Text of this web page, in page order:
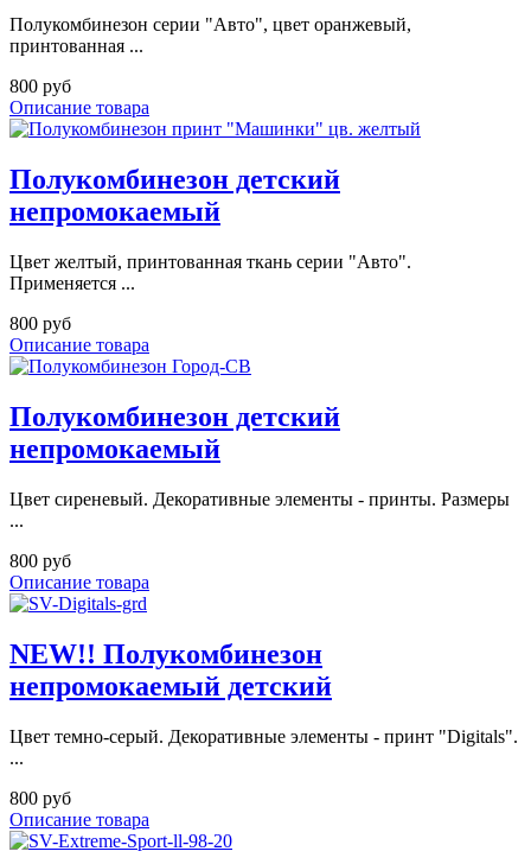
Полукомбинезон серии "Авто", цвет оранжевый,
принтованная ...
800 руб
Описание товара
Полукомбинезон детский
непромокаемый
Цвет желтый, принтованная ткань серии "Авто".
Применяется ...
800 руб
Описание товара
Полукомбинезон детский
непромокаемый
Цвет сиреневый. Декоративные элементы - принты. Размеры
...
800 руб
Описание товара
NEW!! Полукомбинезон
непромокаемый детский
Цвет темно-серый. Декоративные элементы - принт "Digitals".
...
800 руб
Описание товара